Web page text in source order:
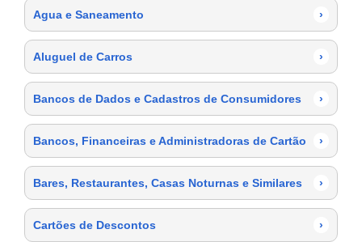
Agua e Saneamento ›
Aluguel de Carros ›
Bancos de Dados e Cadastros de Consumidores ›
Bancos, Financeiras e Administradoras de Cartão ›
Bares, Restaurantes, Casas Noturnas e Similares ›
Cartões de Descontos ›